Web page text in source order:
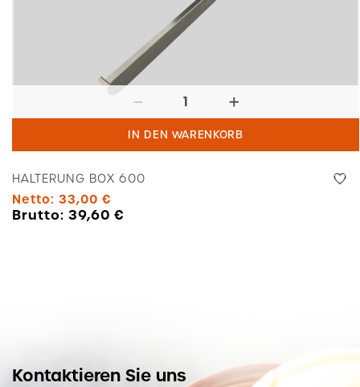
Box
IN DEN WARENKORB
HALTERUNG BOX 600
Netto: 33,00 €
Brutto: 39,60€
Kontaktieren Sie uns